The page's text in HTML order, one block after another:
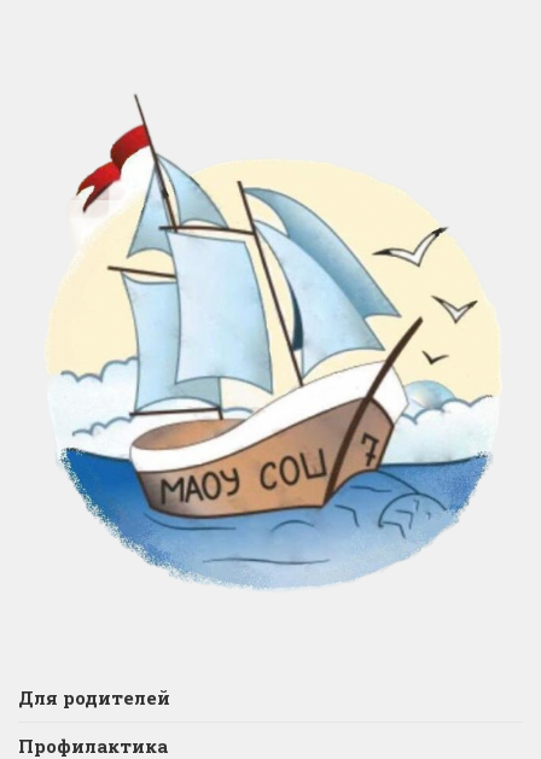
Для родителей
Профилактика